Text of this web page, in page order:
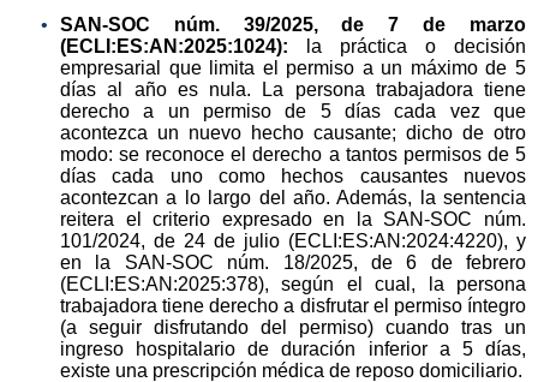
SAN-SOC núm. 39/2025, de 7 de marzo
(ECLI:ES:AN:2025:1024):
la práctica o decisión
empresarial que limita el permiso a un máximo de 5
días al año es nula. La persona trabajadora tiene
derecho a un permiso de 5 días cada vez que
acontezca un nuevo hecho causante; dicho de otro
modo: se reconoce el derecho a tantos permisos de 5
días cada uno como hechos causantes nuevos
acontezcan a lo largo del año. Además, la sentencia
reitera el criterio expresado en la SAN-SOC núm.
101/2024, de 24 de julio (ECLI:ES:AN:2024:4220), y
en la SAN-SOC núm. 18/2025, de 6 de febrero
(ECLI:ES:AN:2025:378), según el cual, la persona
trabajadora tiene derecho a disfrutar el permiso íntegro
(a seguir disfrutando del permiso) cuando tras un
ingreso hospitalario de duración inferior a 5 días,
existe una prescripción médica de reposo domiciliario.